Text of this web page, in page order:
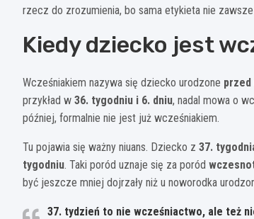
rzecz do zrozumienia, bo sama etykieta nie
Kiedy dziecko jest
Wcześniakiem nazywa się dziecko urodzone przed
przykład w 36. tygodniu i 6. dniu, nadal mowa o
później, formalnie nie jest już wcześniakiem.
Tu pojawia się ważny niuans. Dziecko z 37.
tygodniu. Taki poród uznaje się za poród
być jeszcze mniej dojrzały niż u noworodka
37. tydzień to nie wcześniactwo, ale też